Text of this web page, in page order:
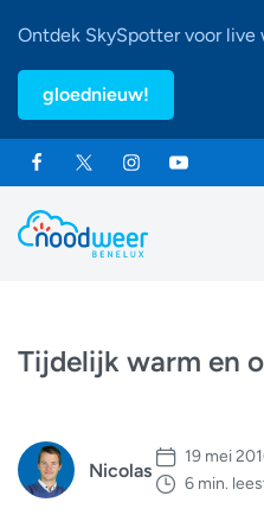
Ontdek SkySpotter voor live
gloednieuw!
Tijdelijk warm en
Nicolas
19 mei
6 min.